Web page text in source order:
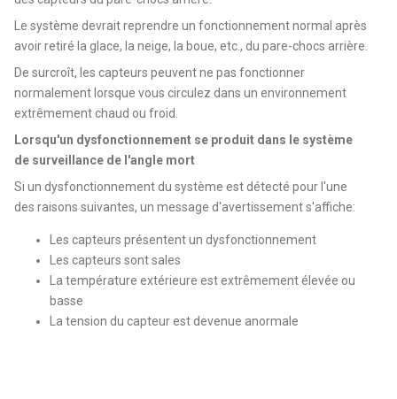
Le système devrait reprendre un fonctionnement normal après
avoir retiré la glace, la neige, la boue, etc., du pare-chocs arrière.
De surcroît, les capteurs peuvent ne pas fonctionner
normalement lorsque vous circulez dans un environnement
extrêmement chaud ou froid.
Lorsqu'un dysfonctionnement se produit dans le système
de surveillance de l'angle mort
Si un dysfonctionnement du système est détecté pour l'une
des raisons suivantes, un message d'avertissement s'affiche:
Les capteurs présentent un dysfonctionnement
Les capteurs sont sales
La température extérieure est extrêmement élevée ou
basse
La tension du capteur est devenue anormale